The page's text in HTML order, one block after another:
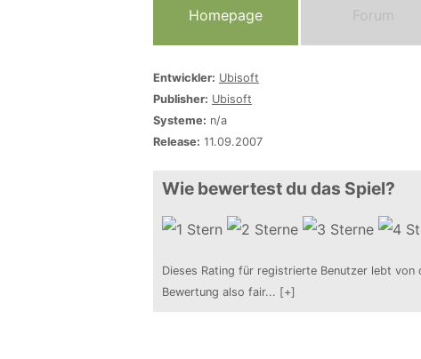
Homepage Forum
Entwickler: Ubisoft
Publisher: Ubisoft
Systeme: n/a
Release: 11.09.2007
Wie bewertest du das Spiel?
Dieses Rating für registrierte Benutzer lebt
Bewertung also fair... [+]